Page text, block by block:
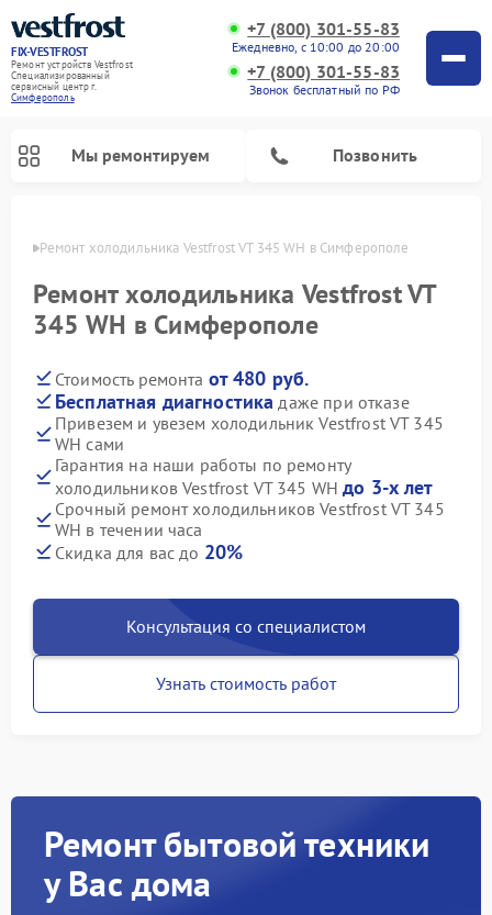
FIX-VESTFROST
Ремонт устройств Vestfrost
Специализированный
cервисный центр г.
Симферополь
+7 (800) 301-55-83
Ежедневно, с 10:00 до 20:00
+7 (800) 301-55-83
Звонок бесплатный по РФ
Мы ремонтируем Позвонить
Ремонт холодильника Vestfrost VT 345 WH в Симферополе
Ремонт холодильника Vestfrost VT
345 WH в Симферополе
Стоимость ремонта от 480 руб.
Бесплатная диагностика даже при отказе
Привезем и увезем холодильник Vestfrost VT 345
WH сами
Гарантия на наши работы по ремонту
холодильников Vestfrost VT 345 WHдо 3-х лет
Срочный ремонт холодильников Vestfrost VT 345
WH в течении часа
Скидка для вас до 20%
Консультация со специалистом
Узнать стоимость работ
Ремонт бытовой техники
у Вас дома